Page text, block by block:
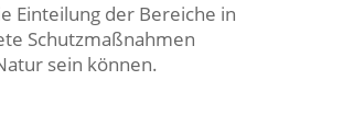
Einteilung der Bereiche in
Schutzmaßnahmen
sein können.